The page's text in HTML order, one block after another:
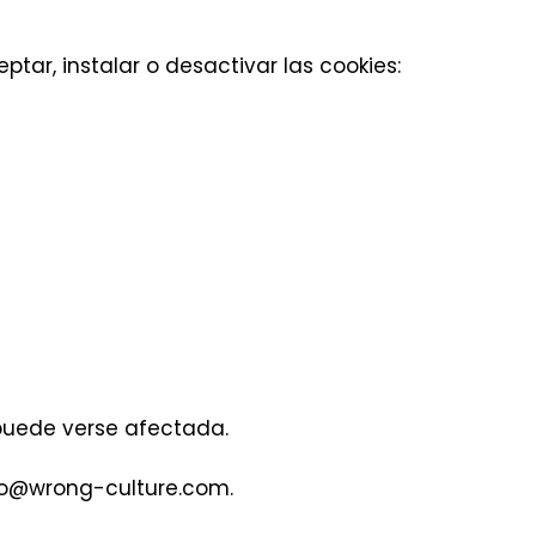
instalar o desactivar las cookies:
verse afectada.
culture.com.